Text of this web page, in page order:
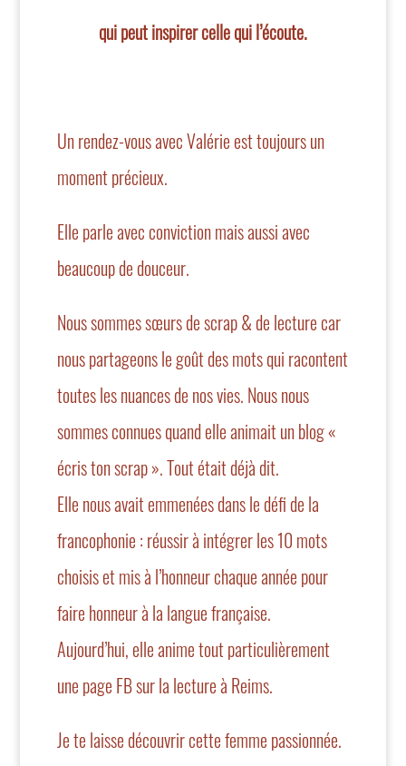
qui peut inspirer celle qui l’écoute.
Un rendez-vous avec Valérie est toujours un
moment précieux.
Elle parle avec conviction mais aussi avec
beaucoup de douceur.
Nous sommes sœurs de scrap & de lecture car
nous partageons le goût des mots qui racontent
toutes les nuances de nos vies. Nous nous
sommes connues quand elle animait un blog «
écris ton scrap». Tout était déjà dit.
Elle nous avait emmenées dans le défi de la
francophonie : réussir à intégrer les 10 mots
choisis et mis à l’honneur chaque année pour
faire honneur à la langue française.
Aujourd’hui, elle anime tout particulièrement
une page FB sur la lecture à Reims.
Je te laisse découvrir cette femme passionnée.